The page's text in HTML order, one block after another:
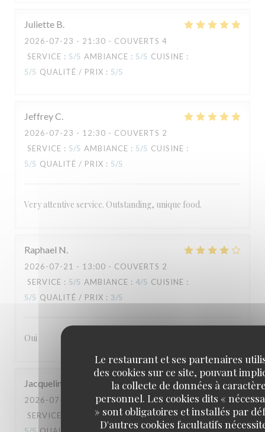
Le restaurant et ses partenaires
des cookies sur ce site, pouvant
la collecte de données à
personnel. Les cookies dits «
» sont obligatoires et installés par
D'autres cookies facultatifs
Juliette B
2026-07-23 - 21:30 - COUVERTS 4
SERVICE : 5/5 AMBIANCE : 5/5 CUISINE :
5/5 QUALITÉ / PRIX : 5/5
JeffreyC
2026-07-23 - 12:30 - COUVERTS 2
SERVICE : 5/5 AMBIANCE : 5/5 CUISINE :
5/5 QUALITÉ / PRIX : 5/5
Very attentive service. Outstanding, unique food.
Raphael N
2026-07-21 - 13:00 - COUVERTS 2
SERVICE : 5/5 AMBIANCE : 4/5 CUISINE :
5/5 QUALITÉ / PRIX : 3/5
Oui
Jacqueline
2026-07-18
- 19:30 - COUVERTS 2
SERVICE
AMBIANCE: 5/5 CUISINE: